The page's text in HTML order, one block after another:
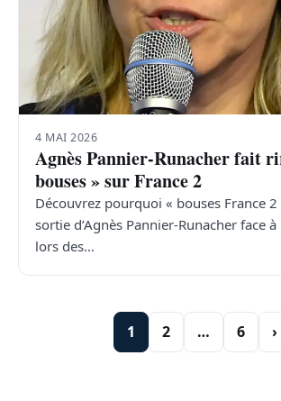
4 MAI 2026
Agnès Pannier-Runacher fait
bouses » sur France 2
Découvrez pourquoi « bouses France 2
sortie d’Agnès Pannier-Runacher face à
lors des…
1 2 … 6 ›